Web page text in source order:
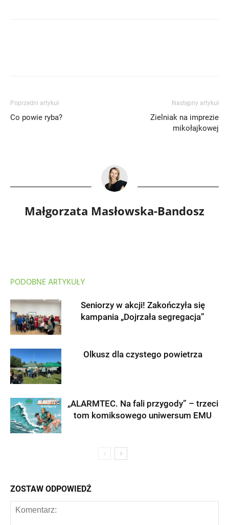
Poprzedni artykuł
Co powie ryba?
Następny artykuł
Zielniak na imprezie
mikołajkowej
Małgorzata Masłowska-Bandosz
PODOBNE ARTYKUŁY
Seniorzy w akcji! Zakończyła się
kampania „Dojrzała segregacja”
Olkusz dla czystego powietrza
„ALARMTEC. Na fali przygody” – trzeci
tom komiksowego uniwersum EMU
ZOSTAW ODPOWIEDŹ